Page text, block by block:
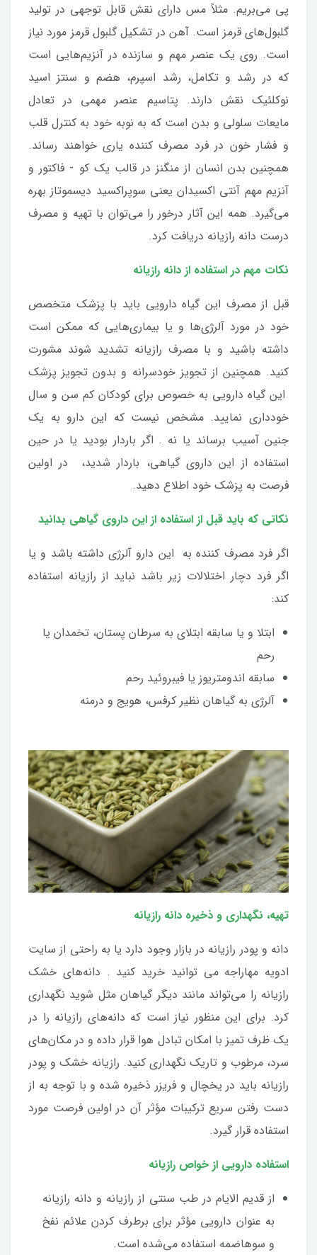
پی می‌بریم. مثلاً مس دارای نقش قابل توجهی در تولید
گلبول‌های قرمز است. آهن در تشکیل گلبول قرمز مورد نیاز
است. روی یک عنصر مهم و سازنده در آنزیم‌هایی است
که در رشد و تکامل، رشد اسپرم، هضم و سنتز اسید
نوکلئیک نقش دارند. پتاسیم عنصر مهمی در تعادل
مایعات سلولی و بدن است که به نوبه خود به کنترل قلب
و فشار خون در فرد مصرف کننده یاری خواهند رساند.
همچنین بدن انسان از منگنز در قالب یک کو - فاکتور و
آنزیم مهم آنتی اکسیدان یعنی سوپراکسید دیسموتاز بهره
می‌گیرد. همه این آثار درخور را می‌توان با تهیه و مصرف
درست دانه رازیانه دریافت کرد.
نکات مهم در استفاده از دانه رازیانه
قبل از مصرف این گیاه دارویی باید با پزشک متخصص
خود در مورد آلرژی‌ها و یا بیماری‌هایی که ممکن است
داشته باشید و با مصرف رازیانه تشدید شوند مشورت
کنید. همچنین از تجویز خودسرانه و بدون تجویز پزشک
این گیاه دارویی به خصوص برای کودکان کم سن و سال
خودداری نمایید. مشخص نیست که این دارو به یک
جنین آسیب برساند یا نه . اگر باردار بودید یا در حین
استفاده از این داروی گیاهی، باردار شدید، در اولین
فرصت به پزشک خود اطلاع دهید.
نکاتی که باید قبل از استفاده از این داروی گیاهی بدانید
اگر فرد مصرف کننده به این دارو آلرژی داشته باشد و یا
اگر فرد دچار اختلالات زیر باشد نباید از رازیانه استفاده
کند:
ابتلا و یا سابقه ابتلای به سرطان پستان، تخمدان یا
رحم
سابقه اندومتریوز یا فیبروئید رحم
آلرژی به گیاهان نظیر کرفس، هویج و درمنه
تهیه، نگهداری و ذخیره دانه رازیانه
دانه و پودر رازیانه در بازار وجود دارد یا به راحتی از سایت
ادویه مهاراجه می توانید خرید کنید . دانه‌های خشک
رازیانه را می‌تواند مانند دیگر گیاهان مثل شوید نگهداری
کرد. برای این منظور نیاز است که دانه‌های رازیانه را در
یک ظرف تمیز با امکان تبادل هوا قرار داده و در مکان‌های
سرد، مرطوب و تاریک نگهداری کنید. رازیانه خشک و پودر
رازیانه باید در یخچال و فریزر ذخیره شده و با توجه به از
دست رفتن سریع ترکیبات مؤثر آن در اولین فرصت مورد
استفاده قرار گیرد.
استفاده دارویی از خواص رازیانه
از قدیم الایام در طب سنتی از رازیانه و دانه رازیانه
به عنوان دارویی مؤثر برای برطرف کردن علائم نفخ
و سوهاضمه استفاده می‌شده است.